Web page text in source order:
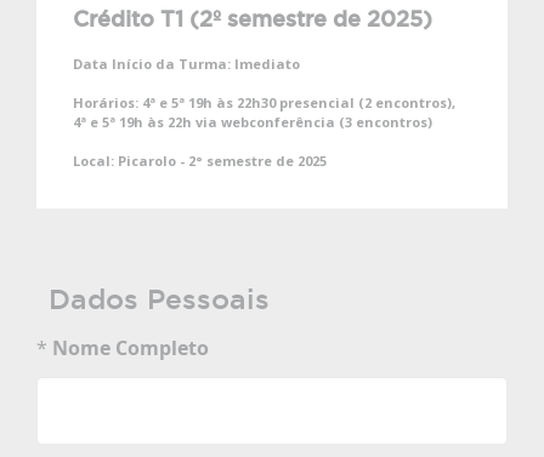
Crédito T1 (2º semestre de 2025)
Data Início da Turma: Imediato
Horários: 4ª e 5ª 19h às 22h30 presencial (2 encontros),
4ª e 5ª 19h às 22h via webconferência (3 encontros)
Local: Picarolo - 2° semestre de 2025
Dados Pessoais
* Nome Completo